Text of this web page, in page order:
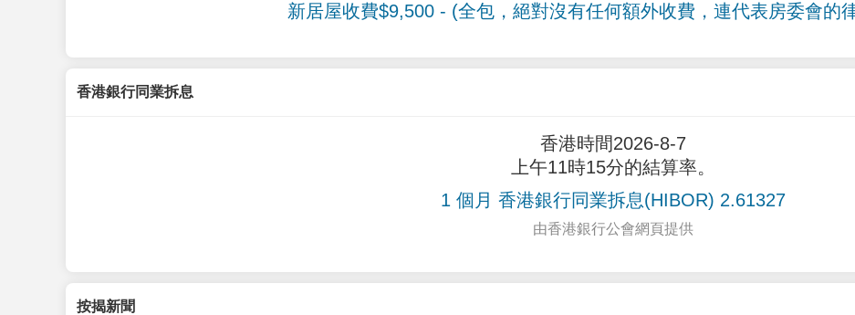
新居屋收費$9,500 - (全包，絕對沒有任何額外收費，連代表房委會的
香港銀行同業拆息
香港時間2026-8-7
上午11時15分的結算率。
1 個月 香港銀行同業拆息(HIBOR) 2.61327
由香港銀行公會網頁提供
按揭新聞